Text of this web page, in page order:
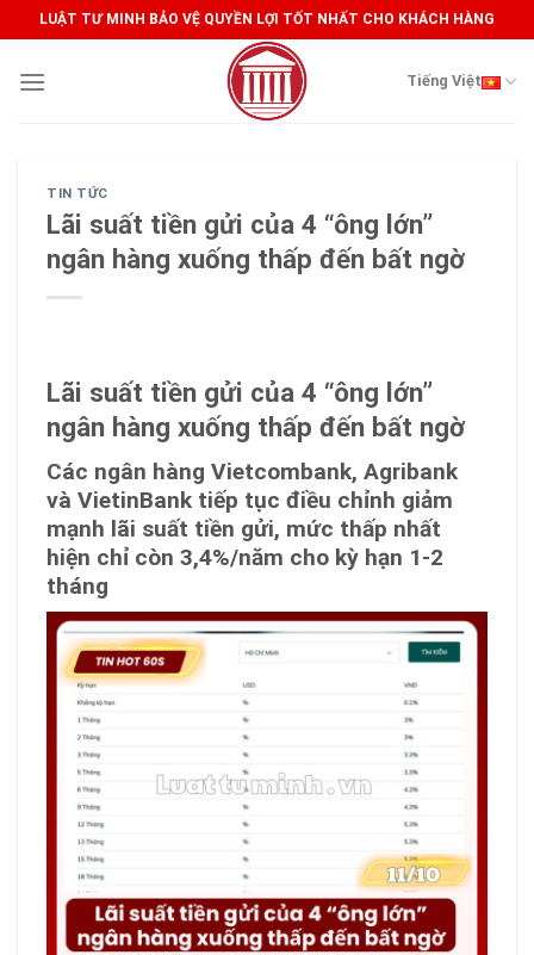
to
content
LUẬT TƯ MINH BẢO VỆ QUYỀN LỢI TỐT NHẤT CHO KHÁCH HÀNG
Tiếng Việt
TIN TỨC
Lãi suất tiền gửi của 4 “ông lớn”
ngân hàng xuống thấp đến bất ngờ
Lãi suất tiền gửi của 4 “ông lớn”
ngân hàng xuống thấp đến bất ngờ
Các ngân hàng Vietcombank, Agribank
và VietinBank tiếp tục điều chỉnh giảm
mạnh lãi suất tiền gửi, mức thấp nhất
hiện chỉ còn 3,4%/năm cho kỳ hạn 1-2
tháng